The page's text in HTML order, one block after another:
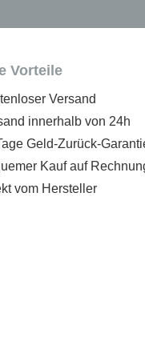
Vorteile
Versand
innerhalb von 24h
Geld-Zurück-
Kauf auf
vom Hersteller